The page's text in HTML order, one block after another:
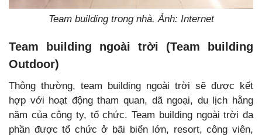
Team building trong nhà. Ảnh: Internet
Team building ngoài trời (Team building
Outdoor)
Thông thường, team building ngoài trời sẽ được kết
hợp với hoạt động tham quan, dã ngoại, du lịch hằng
năm của công ty, tổ chức. Team building ngoài trời đa
phần được tổ chức ở bãi biển lớn, resort, công viên,